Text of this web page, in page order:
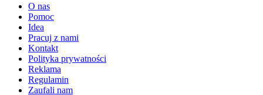
O nas
Pomoc
Idea
Pracuj z nami
Kontakt
Polityka prywatności
Reklama
Regulamin
Zaufali nam